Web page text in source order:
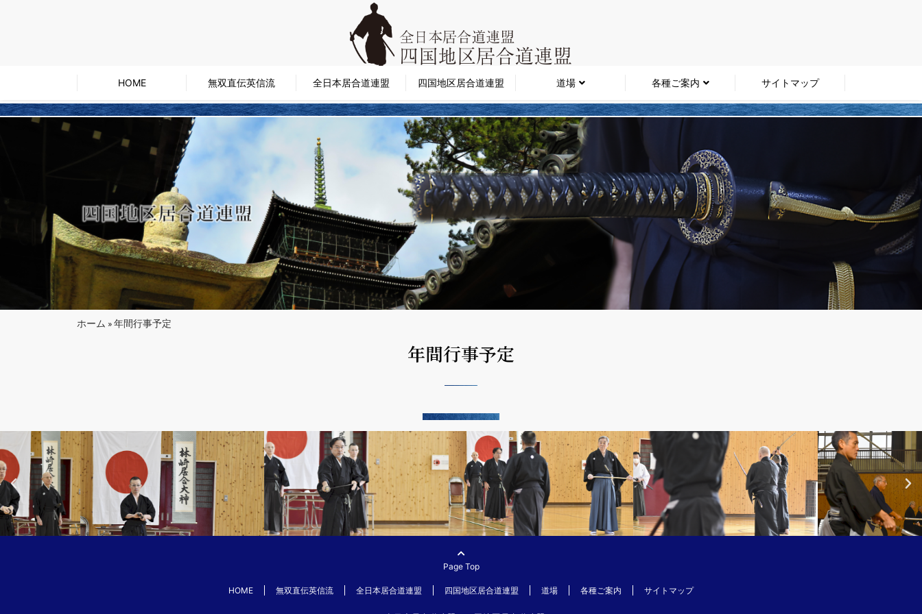
HOME 無双直伝英信流 全日本居合道連盟 四国地区居合道連盟 道場 各種ご案内 サイトマップ
ホーム »年間行事予定
年間行事予定
Page Top
HOME 無双直伝英信流 全日本居合道連盟 四国地区居合道連盟 道場 各種ご案内 サイトマップ